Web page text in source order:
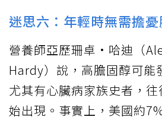
迷思六：年輕時無需擔
營養師亞歷珊卓·哈迪（
Hardy）說，高膽固醇可能
尤其有心臟病家族史者，
始出現。事實上，美國約